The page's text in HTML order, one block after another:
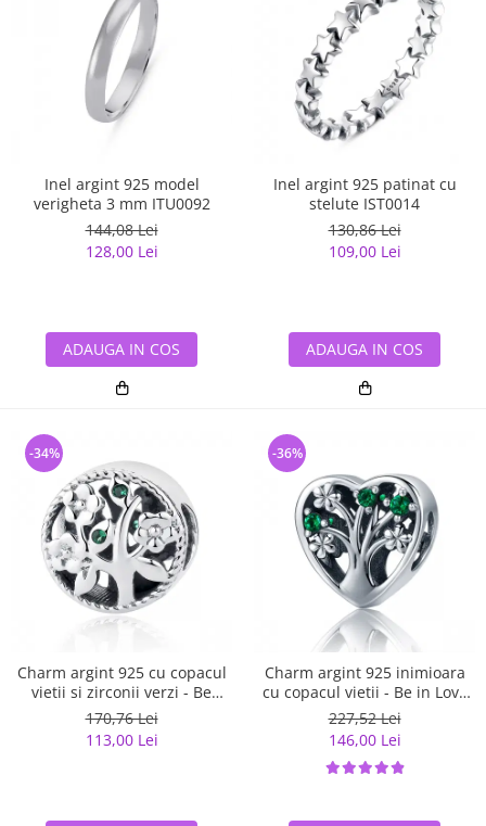
Inel argint 925 model
verigheta 3 mm ITU0092
144,08 Lei
128,00 Lei
ADAUGA IN COS
Inel argint 925 patinat cu
stelute IST0014
130,86 Lei
109,00 Lei
ADAUGA IN COS
Charm argint 925 cu copacul
vietii si zirconii verzi - Be
Nature PST0059
170,76 Lei
113,00 Lei
-34%
Charm argint 925 inimioara
cu copacul vietii - Be in Love
PST0105
227,52 Lei
146,00 Lei
-36%